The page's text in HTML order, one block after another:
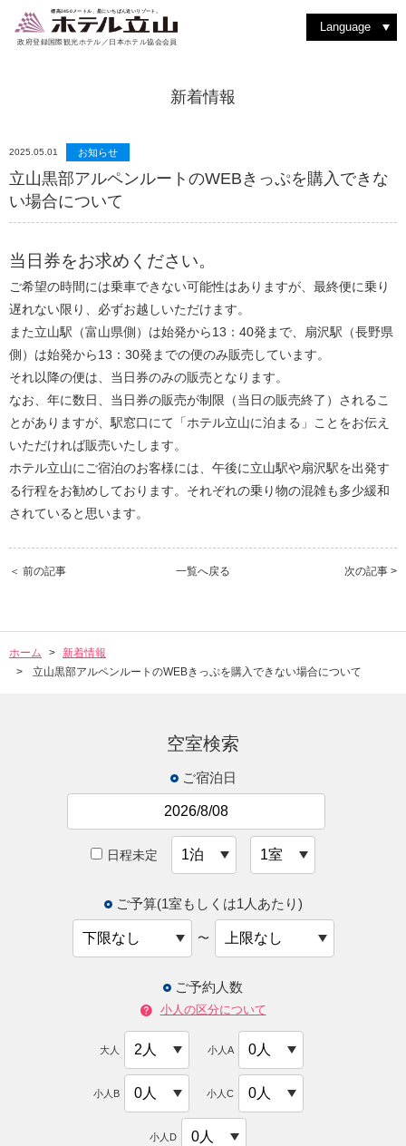
標高2450メートル、星にいちばん近いリゾート。
政府登録国際観光ホテル／日本ホテル協会会員
Language
新着情報
2025.05.01 お知らせ
立山黒部アルペンルートのWEBきっぷを購入できな
い場合について
当日券をお求めください。
ご希望の時間には乗車できない可能性はありますが、最終便に乗り
遅れない限り、必ずお越しいただけます。
また立山駅（富山県側）は始発から13：40発まで、扇沢駅（長野県
側）は始発から13：30発までの便のみ販売しています。
それ以降の便は、当日券のみの販売となります。
なお、年に数日、当日券の販売が制限（当日の販売終了）されるこ
とがありますが、駅窓口にて「ホテル立山に泊まる」ことをお伝え
いただければ販売いたします。
ホテル立山にご宿泊のお客様には、午後に立山駅や扇沢駅を出発す
る行程をお勧めしております。それぞれの乗り物の混雑も多少緩和
されていると思います。
一覧へ戻る
＜ 前の記事 次の記事 >
ホーム
新着情報
立山黒部アルペンルートのWEBきっぷを購入できない場合について
空室検索
ご宿泊日
日程未定
ご予算(1室もしくは1人あたり)
〜
ご予約人数
小人の区分について
大人 小人A
小人B 小人C
小人D